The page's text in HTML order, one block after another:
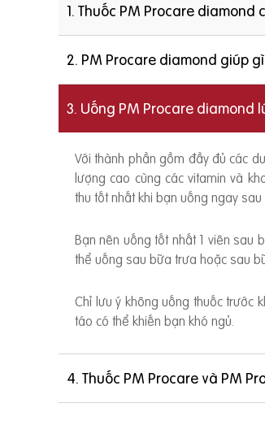
1. Thuốc PM Procare
2. PM Procare diamond giúp
3. Uống PM Procare diamond
Với thành phần gồm đầy đủ các
lượng cao cùng các vitamin và
thu tốt nhất khi bạn uống ngay
Bạn nên uống tốt nhất 1 viên sau
thể uống sau bữa trưa hoặc sau
Chỉ lưu ý không uống thuốc trước
táo có thể khiến bạn khó ngủ.
4. Thuốc PM Procare và PM